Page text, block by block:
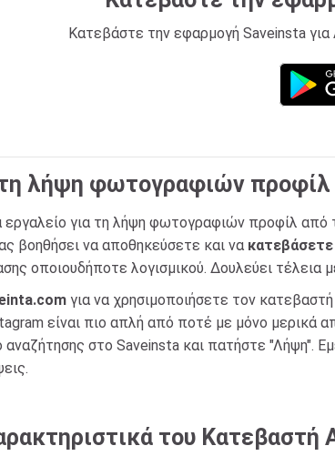
Κατεβάστε την εφαρμογή Saveinsta
τη λήψη φωτογραφιών
εργαλείο για τη λήψη φωτογραφιών προφίλ
βοηθήσει να αποθηκεύσετε και να
οποιουδήποτε λογισμικού. Δουλεύει
για να χρησιμοποιήσετε τον
είναι πιο απλή από ποτέ με μόνο μερικά
αναζήτησης στο Saveinsta και πατήστε "Λήψη".
του